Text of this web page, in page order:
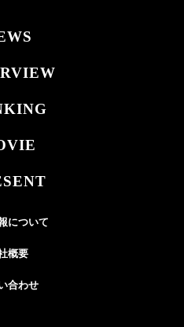
について
概要
合わせ